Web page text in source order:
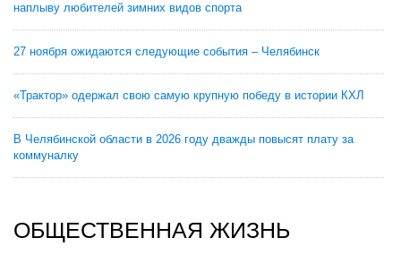
наплыву любителей зимних видов спорта
27 ноября ожидаются следующие события – Челябинск
«Трактор» одержал свою самую крупную победу в истории КХЛ
В Челябинской области в 2026 году дважды повысят плату за
коммуналку
ОБЩЕСТВЕННАЯ ЖИЗНЬ